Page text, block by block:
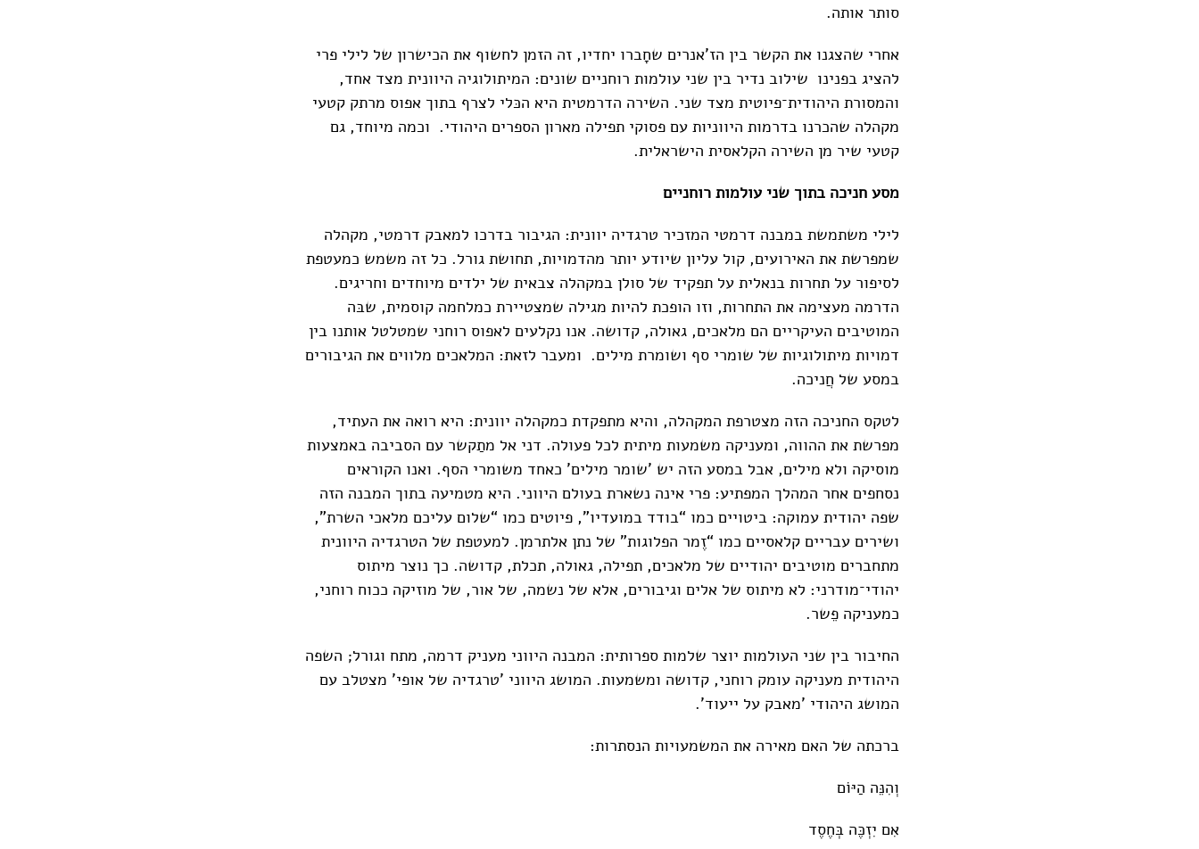
סותר אותה.
אחרי שהצגנו את הקשר בין הז'אנרים שחָברו יחדיו, זה הזמן לחשוף את הכישרון של לילי פרי
להציג בפנינו שילוב נדיר בין שני עולמות רוחניים שונים: המיתולוגיה היוונית מצד אחד,
והמסורת היהודית־פיוטית מצד שני. השירה הדרמטית היא הכּלי לצרף בתוך אפוס מרתק קטעי
מקהלה שהכרנו בדרמות היווניות עם פסוקי תפילה מארון הספרים היהודי. וכמה מיוחד, גם
קטעי שיר מן השירה הקלאסית הישראלית.
מסע חניכה בתוך שני עולמות רוחניים
לילי משתמשת במבנה דרמטי המזכיר טרגדיה יוונית: הגיבור בדרכו למאבק דרמטי, מקהלה
שמפרשת את האירועים, קול עליון שיודע יותר מהדמויות, תחושת גורל. כל זה משמש כמעטפת
לסיפור על תחרות בנאלית על תפקיד של סולן במקהלה צבאית של ילדים מיוחדים וחריגים.
הדרמה מעצימה את התחרות, וזו הופכת להיות מגילה שמצטיירת כמלחמה קוסמית, שבּה
המוטיבים העיקריים הם מלאכים, גאולה, קדושה. אנו נקלעים לאפוס רוחני שמטלטל אותנו בין
דמויות מיתולוגיות של שומרי סף ושומרת מילים. ומעבר לזאת: המלאכים מלווים את הגיבורים
במסע של חֲניכה.
לטקס החניכה הזה מצטרפת המקהלה, והיא מתפקדת כמקהלה יוונית: היא רואה את העתיד,
מפרשת את ההווה, ומעניקה משמעות מיתית לכל פעולה. דני אל מתַקשר עם הסביבה באמצעות
מוסיקה ולא מילים, אבל במסע הזה יש 'שומר מילים' כאחד משומרי הסף. ואנו הקוראים
נסחפים אחר המהלך המפתיע: פרי אינה נשארת בעולם היווני. היא מטמיעה בתוך המבנה הזה
שפה יהודית עמוקה: ביטויים כמו “בודד במועדיו”, פיוטים כמו “שלום עליכם מלאכי השרת”,
ושירים עבריים קלאסיים כמו “זֶמר הפלוגות" של נתן אלתרמן. למעטפת של הטרגדיה היוונית
מתחברים מוטיבים יהודיים של מלאכים, תפילה, גאולה, תכלת, קדושה. כך נוצר מיתוס
יהודי־מודרני: לא מיתוס של אלים וגיבורים, אלא של נשמה, של אור, של מוזיקה ככוח רוחני,
כמעניקה פֵשר.
החיבור בין שני העולמות יוצר שלמות ספרותית: המבנה היווני מעניק דרמה, מתח וגורל; השפה
היהודית מעניקה עומק רוחני, קדושה ומשמעות. המושג היווני 'טרגדיה של אופי' מצטלב עם
המושג היהודי 'מאבק על ייעוד'.
ברכתה של האם מאירה את המשמעויות הנסתרות:
וְהִנֵּה הַיּוֹם
אִם יִזְכֶּה בְּחֶסֶד